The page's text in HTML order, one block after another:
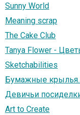
Sunny World
Meaning scrap
The Cake Club
Tanya Flower -
Sketchabilities
Бумажные
Девичьи
Art to Create